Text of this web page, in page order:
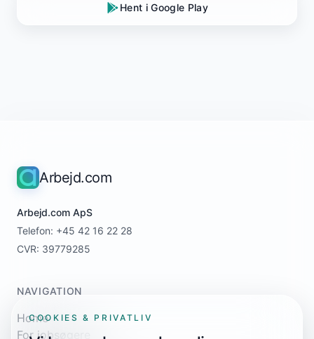
Hent i Google Play
Arbejd.com
Arbejd.com ApS
Telefon: +45 42 16 22 28
CVR: 39779285
NAVIGATION
Home
For jobsøgere
COOKIES & PRIVATLIV